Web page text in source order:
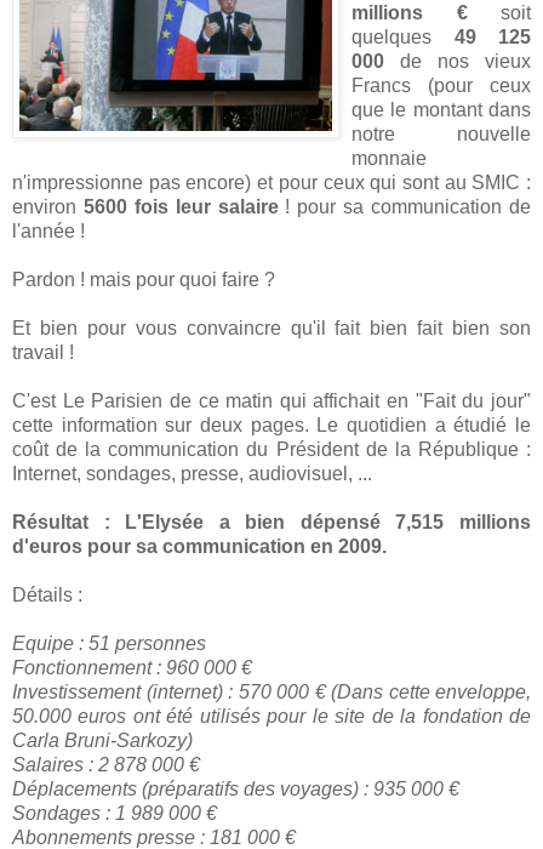
millions €soit
quelques 49 125
000 de nos vieux
Francs (pour ceux
que le montant dans
notre nouvelle
monnaie
n'impressionne pas encore) et pour ceux qui sont au SMIC :
environ 5600 fois leur salaire! pour sa communication de
l'année !
Pardon ! mais pour quoi faire ?
Et bien pour vous convaincre qu'il fait bien fait bien son
travail !
C'est Le Parisien de ce matin qui affichait en "Fait du jour"
cette information sur deux pages. Le quotidien a étudié le
coût de la communication du Président de la République :
Internet, sondages, presse, audiovisuel, ...
Résultat : L'Elysée a bien dépensé 7,515 millions
d'euros pour sa communication en 2009.
Détails :
Equipe : 51 personnes
Fonctionnement : 960 000 €
Investissement (internet) : 570 000 € (Dans cette enveloppe,
50.000 euros ont été utilisés pour le site de la fondation de
Carla Bruni-Sarkozy)
Salaires : 2 878 000 €
Déplacements (préparatifs des voyages) : 935 000 €
Sondages : 1 989 000 €
Abonnements presse : 181 000 €